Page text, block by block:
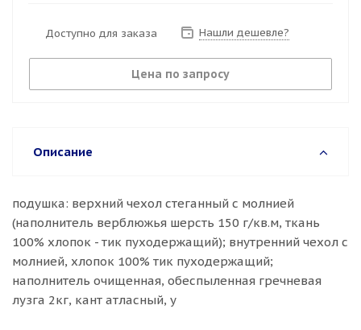
Доступно для заказа Нашли дешевле?
Цена по запросу
Описание
подушка: верхний чехол стеганный с молнией
(наполнитель верблюжья шерсть 150 г/кв.м, ткань
100% хлопок - тик пуходержащий); внутренний чехол с
молнией, хлопок 100% тик пуходержащий;
наполнитель очищенная, обеспыленная гречневая
лузга 2кг, кант атласный, у